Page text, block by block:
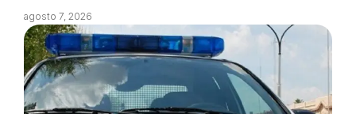
agosto 7, 2026